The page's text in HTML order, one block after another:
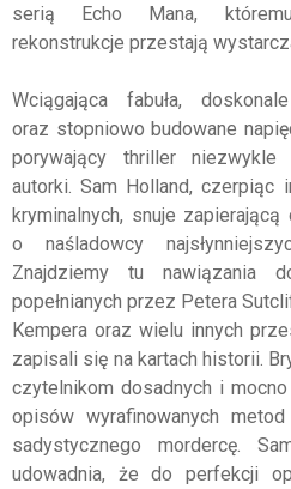
serią Echo Mana,
rekonstrukcje przestają
Wciągająca fabuła,
oraz stopniowo budowane
porywający thriller niezwykle
autorki. Sam Holland, czerpiąc
kryminalnych, snuje
o naśladowcy
Znajdziemy tu nawiązania
popełnianych przez Petera
Kempera oraz wielu innych
zapisali się na kartach historii.
czytelnikom dosadnych i mocno
opisów wyrafinowanych
sadystycznego mordercę.
udowadnia, że do perfekcji